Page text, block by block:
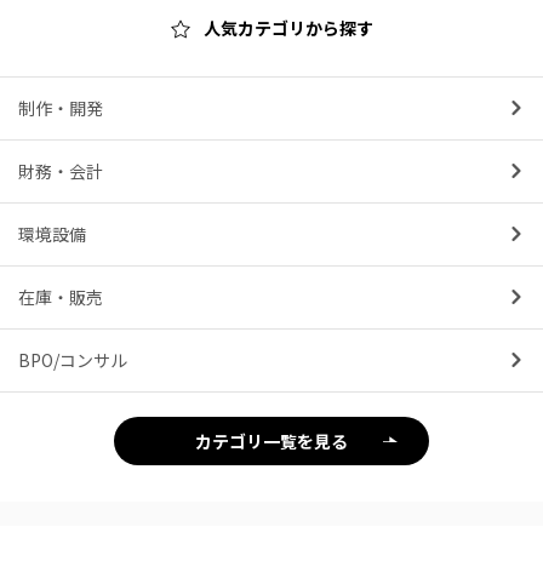
人気カテゴリから探す
制作・開発
財務・会計
環境設備
在庫・販売
BPO/コンサル
カテゴリ一覧を見る